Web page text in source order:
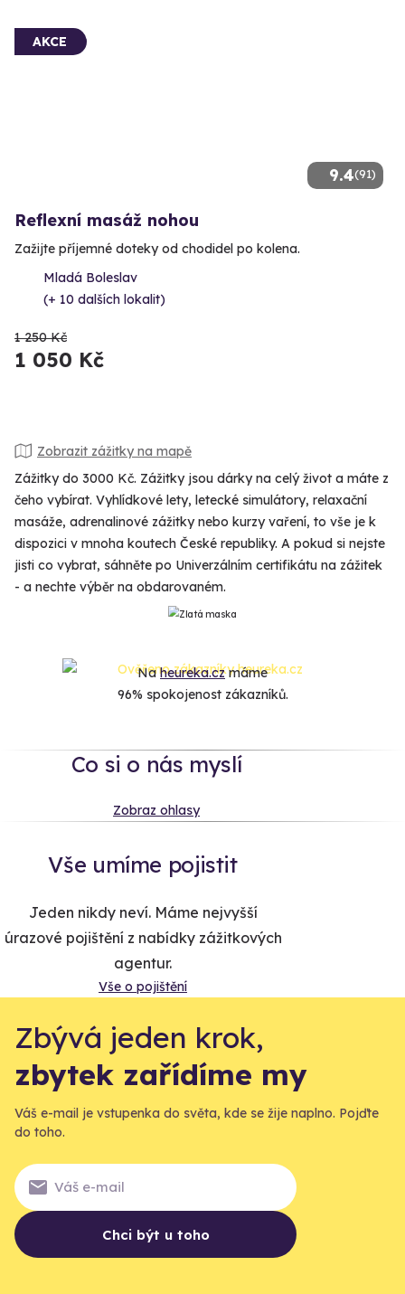
9.4(91)
AKCE
Reflexní masáž nohou
Zažijte příjemné doteky od chodidel po kolena.
Mladá Boleslav
(+ 10 dalších lokalit)
1 250 Kč
1 050 Kč
Zobrazit zážitky na mapě
Zážitky do 3000 Kč. Zážitky jsou dárky na celý život a máte z
čeho vybírat. Vyhlídkové lety, letecké simulátory, relaxační
masáže, adrenalinové zážitky nebo kurzy vaření, to vše je k
dispozici v mnoha koutech České republiky. A pokud si nejste
jisti co vybrat, sáhněte po Univerzálním certifikátu na zážitek
- a nechte výběr na obdarovaném.
Naheureka.czmáme
96% spokojenost zákazníků.
Co si o nás myslí
Zobraz ohlasy
Vše umíme pojistit
Jeden nikdy neví. Máme nejvyšší
úrazové pojištění z nabídky zážitkových
agentur.
Vše o pojištění
Zbývá jeden krok,
zbytek zařídíme my
Váš e-mail je vstupenka do světa, kde se žije naplno. Pojďte
do toho.
Chci být u toho